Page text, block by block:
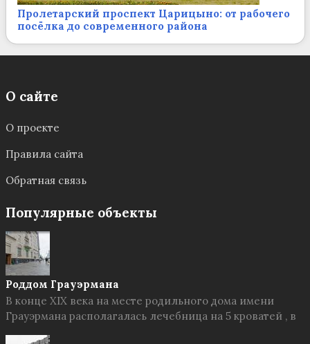
Пролетарский проспект Царицыно: от рабочего
посёлка до современного района
О сайте
О проекте
Правила сайта
Обратная связь
Популярные объекты
Роддом Грауэрмана
В конце XIX века на месте родильного дома имени
Грауэрмана располагалась лечебница на 5 кроватей , в